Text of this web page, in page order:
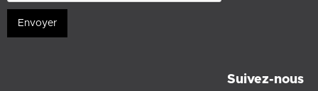
Suivez-nous